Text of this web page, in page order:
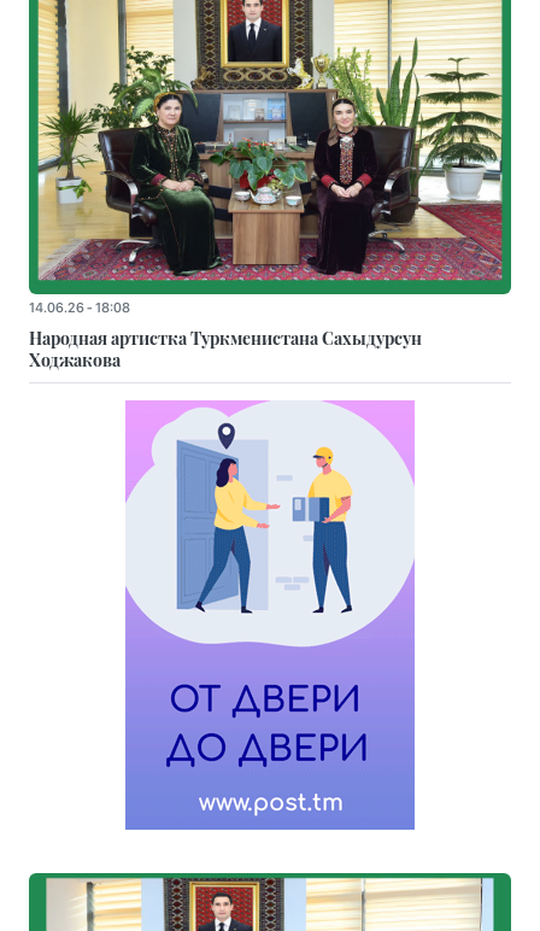
14.06.26 - 18:08
Народная артистка Туркменистана Сахыдурсун
Ходжакова